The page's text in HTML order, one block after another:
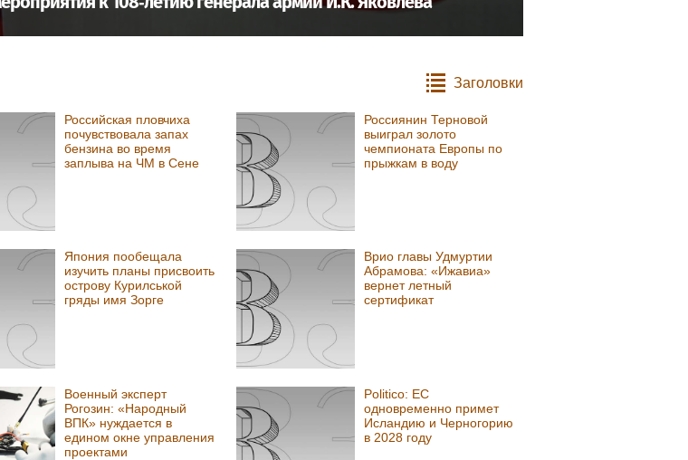
Заголовки
Российская пловчиха
почувствовала запах
бензина во время
заплыва на ЧМ в Сене
Россиянин Терновой
выиграл золото
чемпионата Европы по
прыжкам в воду
Япония пообещала
изучить планы присвоить
острову Курилськой
гряды имя Зорге
Врио главы Удмуртии
Абрамова: «Ижавиа»
вернет летный
сертификат
Военный эксперт
Рогозин: «Народный
ВПК» нуждается в
едином окне управления
проектами
Politico: ЕС
одновременно примет
Исландию и Черногорию
в 2028 году